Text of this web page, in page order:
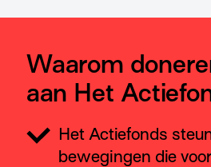
Waarom
aan Het
Het Actiefonds
bewegingen die